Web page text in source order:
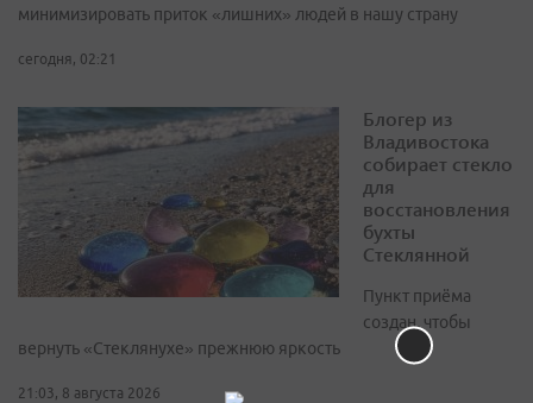
минимизировать приток «лишних» людей в нашу страну
сегодня, 02:21
Блогер из
Владивостока
собирает стекло
для
восстановления
бухты
Стеклянной
Пункт приёма
создан, чтобы
вернуть «Стеклянухе» прежнюю яркость
21:03, 8 августа 2026